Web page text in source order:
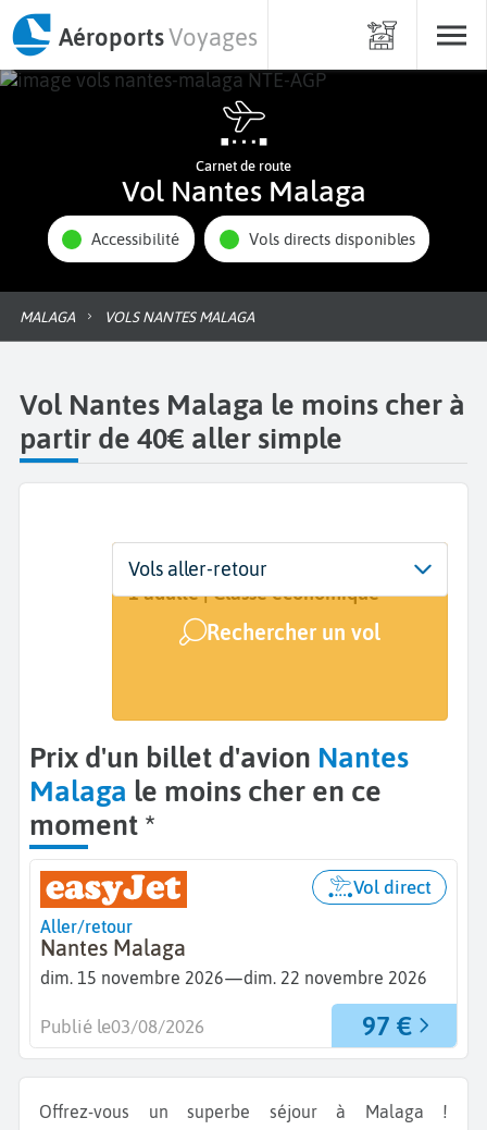
AéroportsVoyages
Carnet de route
Vol Nantes Malaga
Accessibilité Vols directs disponibles
MALAGA VOLS NANTES MALAGA
Vol Nantes Malaga le moins cher à
partir de 40€ aller simple
Départ
Nantes (NTE)
Dates
15 nov. - 22 nov.
Voyageurs | Classe
1 adulte | Classe économique
Rechercher un vol
Vols aller-retour
Prix d'un billet d'avion Nantes
Malaga le moins cher en ce
moment *
Aller/retour
Nantes Malaga
dim. 15 novembre 2026—dim. 22 novembre 2026
Vol direct
97 €
Publié le03/08/2026
Offrez-vous un superbe séjour à Malaga !